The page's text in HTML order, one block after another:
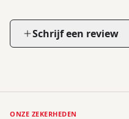
Schrijf een review
ONZE ZEKERHEDEN